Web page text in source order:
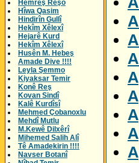
Hemreş Reşo
Hîwa Qasim
Hindirîn Gullî
Hekîm Xêlexî
Hejarê Kurd
Hekîm Xêlexî
Husên M. Hebeş
Amade Dive !!!!
Leyla Şemmo
Kiyaksar Temir
Konê Reş
Kovan Sindî
Kalê Kurdîsî
Mehmed Çobanoxlu
Mehdî Mutlu
M.Kewê Dilxêrî
Mihemed Salih Alî
Tê Amadekirin !!!!
Navser Botanî